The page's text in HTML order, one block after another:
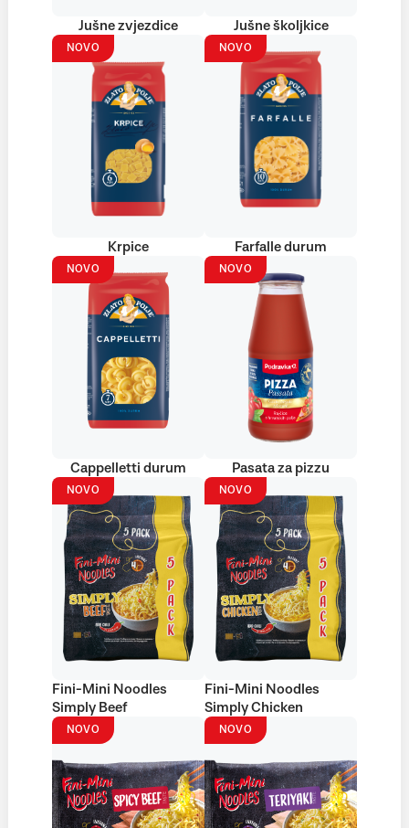
Jušne zvjezdice Jušne školjkice
NOVO
Krpice
NOVO
Farfalle durum
NOVO
Cappelletti durum
NOVO
Pasata za pizzu
NOVO
Fini-Mini Noodles
Simply Beef
NOVO
Fini-Mini Noodles
Simply Chicken
NOVO NOVO